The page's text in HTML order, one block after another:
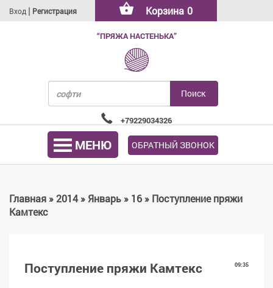
Вход | Регистрация Корзина 0
“ПРЯЖА НАСТЕНЬКА”
+79229034326
МЕНЮ ОБРАТНЫЙ ЗВОНОК
Главная»2014» Январь» 16» Поступление пряжи
Камтекс
09:35
Поступление пряжи Камтекс